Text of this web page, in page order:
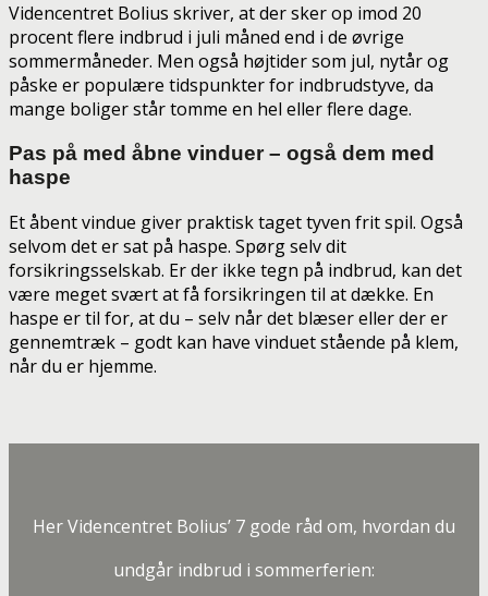
Videncentret Bolius skriver, at der sker op imod 20
procent flere indbrud i juli måned end i de øvrige
sommermåneder. Men også højtider som jul, nytår og
påske er populære tidspunkter for indbrudstyve, da
mange boliger står tomme en hel eller flere dage.
Pas på med åbne vinduer – også dem med
haspe
Et åbent vindue giver praktisk taget tyven frit spil. Også
selvom det er sat på haspe. Spørg selv dit
forsikringsselskab. Er der ikke tegn på indbrud, kan det
være meget svært at få forsikringen til at dække. En
haspe er til for, at du – selv når det blæser eller der er
gennemtræk – godt kan have vinduet stående på klem,
når du er hjemme.
Her Videncentret Bolius’ 7 gode råd om, hvordan du
undgår indbrud i sommerferien: